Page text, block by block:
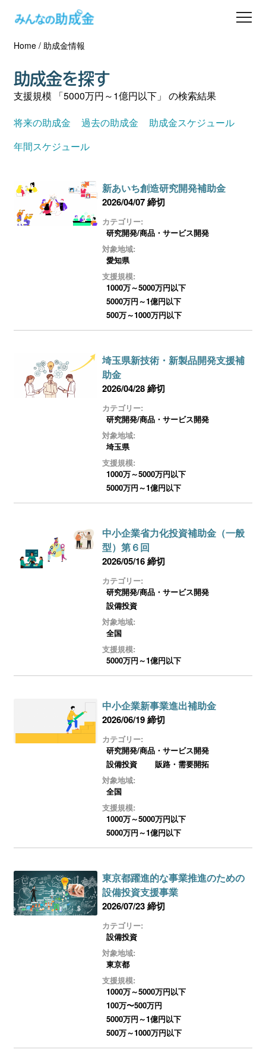
助成金を探す
士業の方へ
助成金コラム
専門家一覧
ダウンロード
会員登録
ログイン
Home/ 助成金情報
助成金を探す
支援規模 「5000万円～1億円以下」 の検索結果
将来の助成金
過去の助成金
助成金スケジュール
年間スケジュール
新あいち創造研究開発補助金
2026/04/07 締切
カテゴリー:
研究開発/商品・サービス開発
対象地域:
愛知県
支援規模:
1000万～5000万円以下
5000万円～1億円以下
500万～1000万円以下
埼玉県新技術・新製品開発支援補
助金
2026/04/28 締切
カテゴリー:
研究開発/商品・サービス開発
対象地域:
埼玉県
支援規模:
1000万～5000万円以下
5000万円～1億円以下
中小企業省力化投資補助金（一般
型）第６回
2026/05/16 締切
カテゴリー:
研究開発/商品・サービス開発
設備投資
対象地域:
全国
支援規模:
5000万円～1億円以下
中小企業新事業進出補助金
2026/06/19 締切
カテゴリー:
研究開発/商品・サービス開発
設備投資
販路・需要開拓
対象地域:
全国
支援規模:
1000万～5000万円以下
5000万円～1億円以下
東京都躍進的な事業推進のための
設備投資支援事業
2026/07/23 締切
カテゴリー:
設備投資
対象地域:
東京都
支援規模:
1000万～5000万円以下
100万〜500万円
5000万円～1億円以下
500万～1000万円以下